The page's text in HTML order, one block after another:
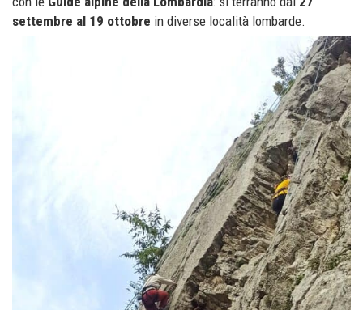
settembre al 19 ottobre in diverse località lombarde.